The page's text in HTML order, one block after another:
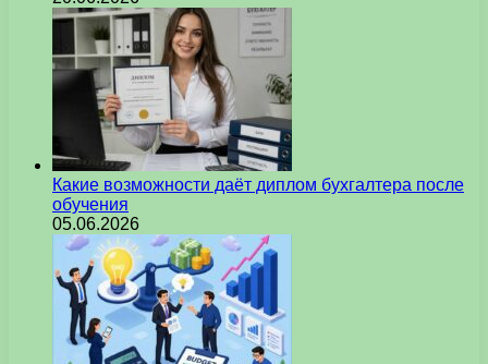
Какие возможности даёт диплом бухгалтера после
обучения
05.06.2026